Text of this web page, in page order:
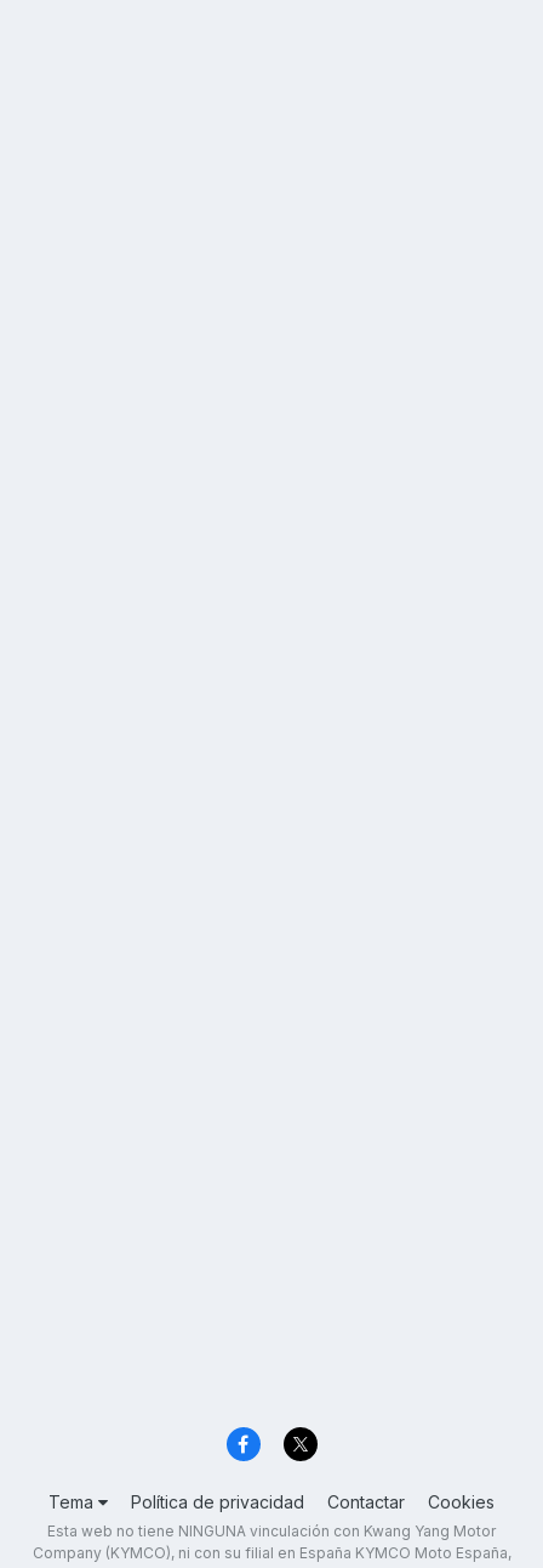
Tema Política de privacidad Contactar Cookies
Esta web no tiene NINGUNA vinculación con Kwang Yang Motor
Company (KYMCO), ni con su filial en España KYMCO Moto España,